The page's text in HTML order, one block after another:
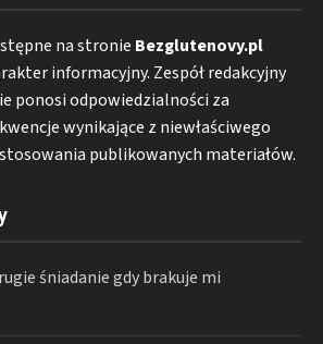
na stronie Bezglutenovy.pl
informacyjny. Zespół redakcyjny
ponosi odpowiedzialności za
wynikające z niewłaściwego
publikowanych materiałów.
śniadanie gdy brakuje mi